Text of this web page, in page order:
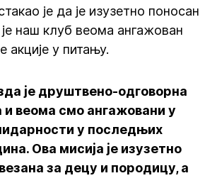
је да је изузетно поносан
наш клуб веома ангажован
акције у питању.
је друштвено-одговорна
и веома смо ангажовани у
у последњих
Ова мисија је изузетно
за децу и породицу, а